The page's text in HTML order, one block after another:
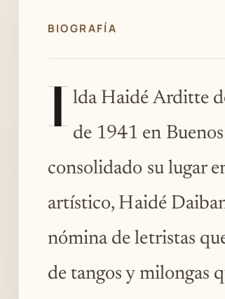
BIOGRAFÍA
I lda Haidé Arditte
de 1941 en
consolidado su lugar
artístico, Haidé
nómina de letristas
de tangos y milongas